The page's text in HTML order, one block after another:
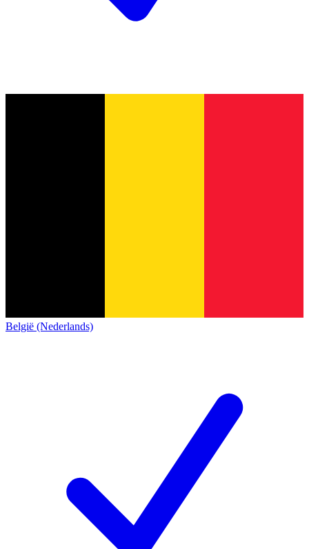
België (Nederlands)